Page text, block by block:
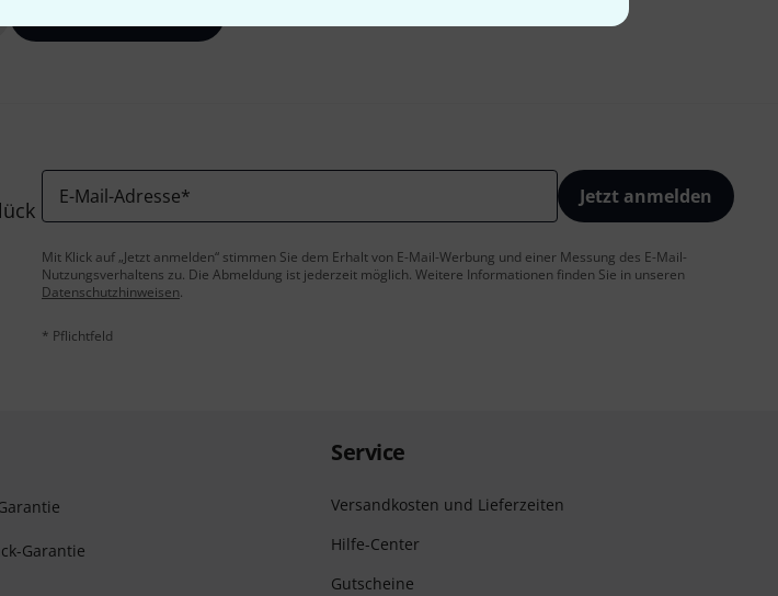
E-Mail-Adresse* Jetzt anmelden
Mit Klick auf „Jetzt anmelden“ stimmen Sie dem Erhalt von E-Mail-Werbung und einer Messung des E-Mail-
Nutzungsverhaltens zu. Die Abmeldung ist jederzeit möglich. Weitere Informationen finden Sie in unseren
Datenschutzhinweisen.
* Pflichtfeld
Garantie
Service
Versandkosten und Lieferzeiten
Hilfe-Center
Gutscheine